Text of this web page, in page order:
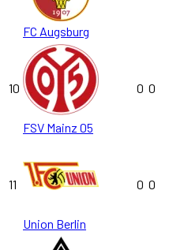
FC Augsburg
10
FSV Mainz 05
0 0
11
Union Berlin
0 0